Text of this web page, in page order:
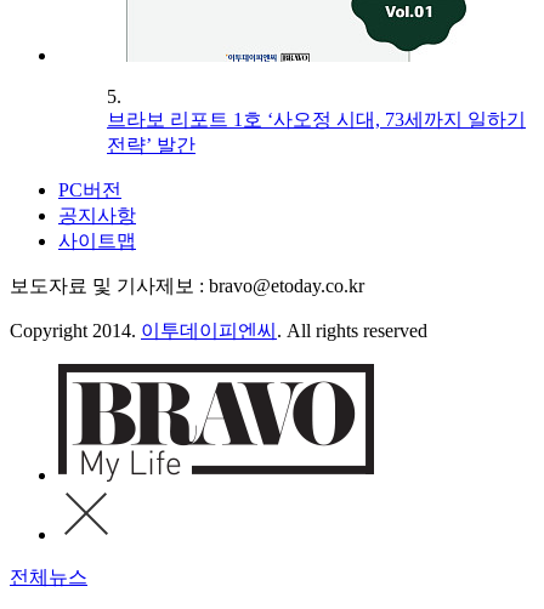
5.
브라보 리포트 1호 ‘사오정 시대, 73세까지 일하기
전략’ 발간
PC버전
공지사항
사이트맵
보도자료 및 기사제보 : bravo@etoday.co.kr
Copyright 2014. 이투데이피엔씨 . All rights reserved
전체뉴스